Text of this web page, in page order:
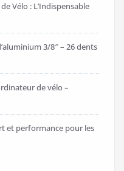
Vélo : L’Indispensable
3/8″ – 26 dents
de vélo –
et performance pour les